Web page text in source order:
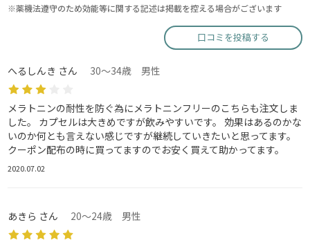
※薬機法遵守のため効能等に関する記述は掲載を控える場合がございます
口コミを投稿する
へるしんき さん 30～34歳 男性
メラトニンの耐性を防ぐ為にメラトニンフリーのこちらも注文しま
した。 カプセルは大きめですが飲みやすいです。 効果はあるのかな
いのか何とも言えない感じですが継続していきたいと思ってます。
クーポン配布の時に買ってますのでお安く買えて助かってます。
2020.07.02
あきら さん 20～24歳 男性